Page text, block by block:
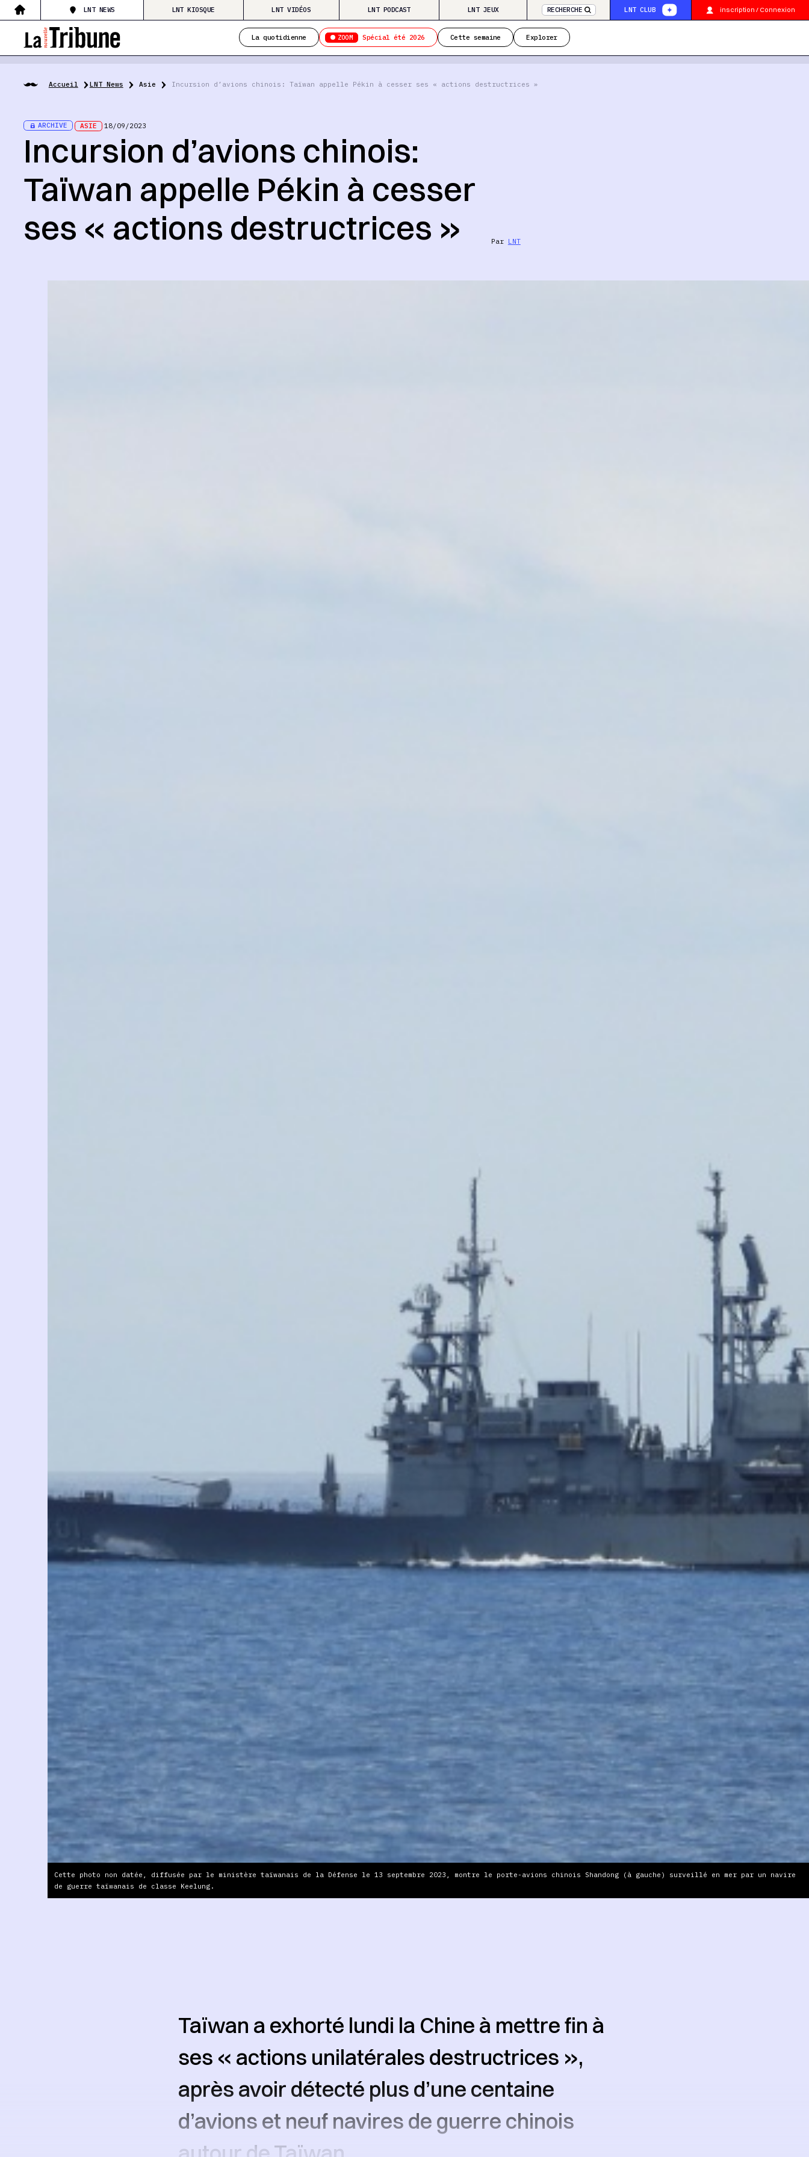
LNT NEWS LNT KIOSQUE LNT VIDÉOS LNT PODCAST LNT JEUX RECHERCHE LNT CLUB inscription / Connexion
La quotidienne ZOOM Spécial été 2026 Cette semaine Explorer
Accueil LNT News Asie Incursion d’avions chinois: Taïwan appelle Pékin à cesser ses « actions destructrices »
ARCHIVE ASIE 18/09/2023
Incursion d’avions chinois:
Taïwan appelle Pékin à cesser
ses « actions destructrices »
Par LNT
Cette photo non datée, diffusée par le ministère taïwanais de la Défense le 13 septembre 2023, montre le porte-avions chinois Shandong (à gauche) surveillé en mer par un navire
de guerre taïwanais de classe Keelung.
Taïwan a exhorté lundi la Chine à mettre fin à
ses « actions unilatérales destructrices »,
après avoir détecté plus d’une centaine
d’avions et neuf navires de guerre chinois